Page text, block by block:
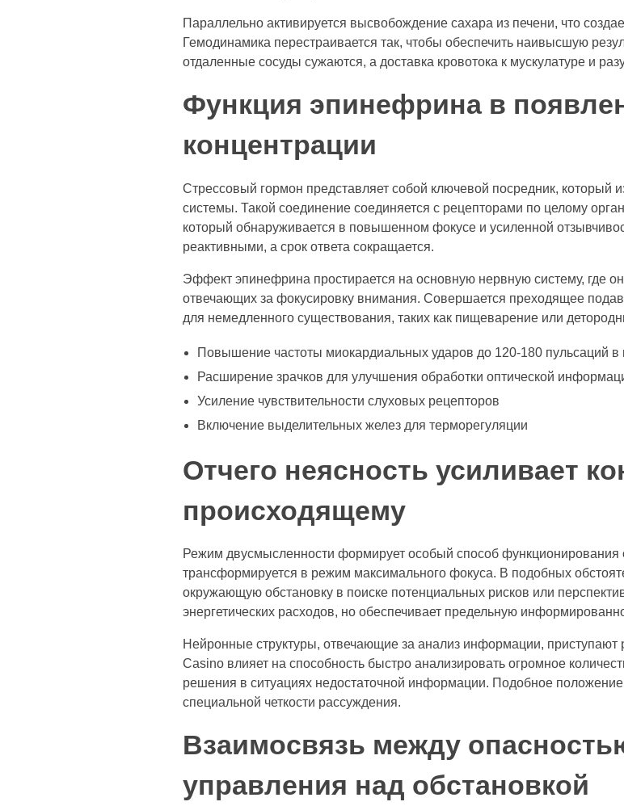
Параллельно активируется высвобождение сахара из печени, что
Гемодинамика перестраивается так, чтобы обеспечить наивысшую
отдаленные сосуды сужаются, а доставка кровотока к мускулатуре и
Функция эпинефрина в
концентрации
Стрессовый гормон представляет собой ключевой посредник, который
системы. Такой соединение соединяется с рецепторами по целому
который обнаруживается в повышенном фокусе и усиленной
реактивными, а срок ответа сокращается.
Эффект эпинефрина простирается на основную нервную систему, где
отвечающих за фокусировку внимания. Совершается преходящее
для немедленного существования, таких как пищеварение или
Повышение частоты миокардиальных ударов до 120-180 пульсаций в
Расширение зрачков для улучшения обработки оптической
Усиление чувствительности слуховых рецепторов
Включение выделительных желез для терморегуляции
Отчего неясность усиливает
происходящему
Режим двусмысленности формирует особый способ функционирования
трансформируется в режим максимального фокуса. В подобных
окружающую обстановку в поиске потенциальных рисков или
энергетических расходов, но обеспечивает предельную
Нейронные структуры, отвечающие за анализ информации,
Casino влияет на способность быстро анализировать огромное
решения в ситуациях недостаточной информации. Подобное
специальной четкости рассуждения.
Взаимосвязь между
управления над обстановкой